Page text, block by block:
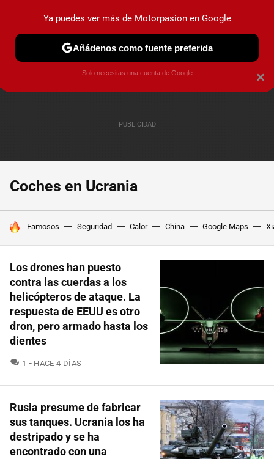
PRUEBAS COCHES ELÉCTRICOS OBSERVATORIO
Coches en Ucrania
HOY SE HABLA DE
Famosos Seguridad Calor China Google Maps
Los drones han puesto
contra las cuerdas a los
helicópteros de ataque. La
respuesta de EEUU es otro
dron, pero armado hasta los
dientes
1 COMENTARIOS
HACE 4 DÍAS
Rusia presume de fabricar
sus tanques. Ucrania los ha
destripado y se ha
encontrado con una
×
Ya puedes ver más de Motorpasion en Google
Añádenos como fuente preferida
Solo necesitas una cuenta de Google